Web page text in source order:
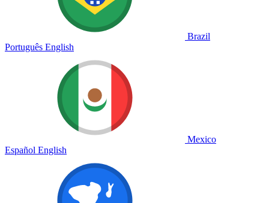
Brazil
Português English
Mexico
Español English